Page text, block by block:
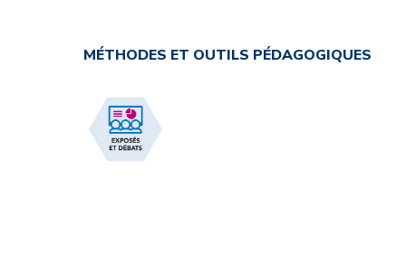
MÉTHODES ET OUTILS PÉDAGOGIQUES